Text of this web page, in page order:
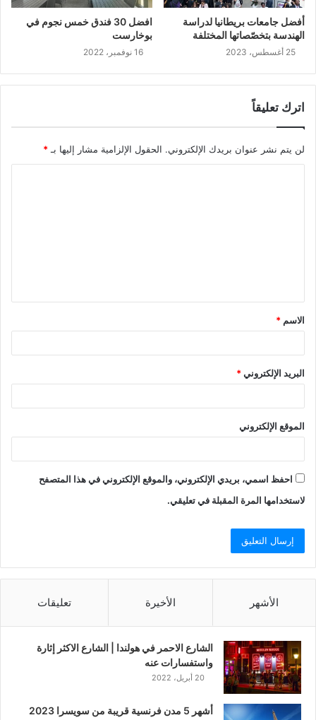
أفضل جامعات بريطانيا لدراسة
الهندسة بتخصّصاتها المختلفة
25 أغسطس، 2023
افضل 30 فندق خمس نجوم في
بوخارست
16 نوفمبر، 2022
اترك تعليقاً
لن يتم نشر عنوان بريدك الإلكتروني. الحقول الإلزامية مشار إليها بـ*
ق
*
الاسم *
البريد الإلكتروني*
الموقع الإلكتروني
احفظ اسمي، بريدي الإلكتروني، والموقع الإلكتروني في هذا المتصفح
لاستخدامها المرة المقبلة في تعليقي.
الأشهر الأخيرة تعليقات
الشارع الاحمر في هولندا | الشارع الاكثر إثارة
واستفسارات عنه
20 أبريل، 2022
أشهر 5 مدن فرنسية قريبة من سويسرا 2023